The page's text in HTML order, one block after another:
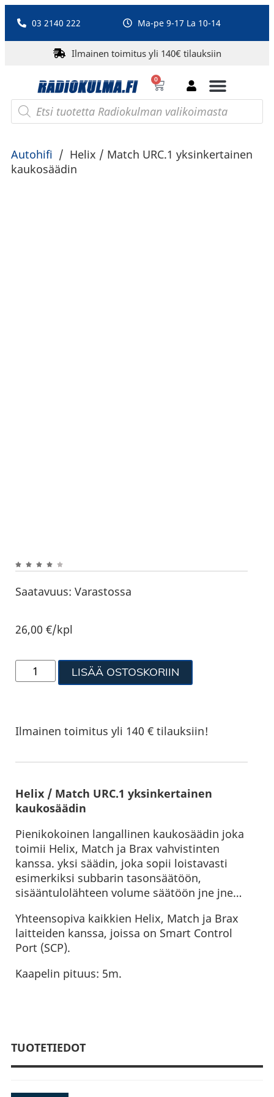
03 2140 222 Ma-pe 9-17 La 10-14
Ilmainen toimitus yli 140€ tilauksiin
0
Autohifi / Helix / Match URC.1 yksinkertainen
kaukosäädin
Saatavuus: Varastossa
26,00€/kpl
LISÄÄ OSTOSKORIIN
Ilmainen toimitus yli 140 € tilauksiin!
Helix / Match URC.1 yksinkertainen
kaukosäädin
Pienikokoinen langallinen kaukosäädin joka
toimii Helix, Match ja Brax vahvistinten
kanssa. yksi säädin, joka sopii loistavasti
esimerkiksi subbarin tasonsäätöön,
sisääntulolähteen volume säätöön jne jne…
Yhteensopiva kaikkien Helix, Match ja Brax
laitteiden kanssa, joissa on Smart Control
Port (SCP).
Kaapelin pituus: 5m.
TUOTETIEDOT